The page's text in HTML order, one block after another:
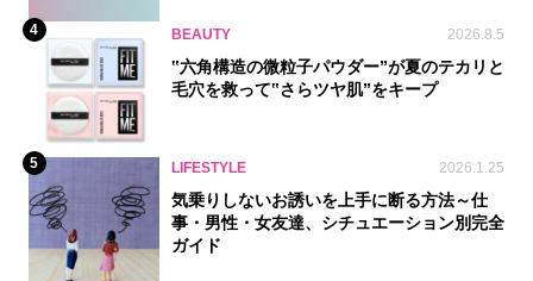
4 BEAUTY 2026.8.5
‟六角構造の微粒子パウダー”が夏のテカリと
毛穴を救って‟さらツヤ肌”をキープ
5 LIFESTYLE 2026.1.25
気乗りしないお誘いを上手に断る方法～仕
事・男性・女友達、シチュエーション別完全
ガイド